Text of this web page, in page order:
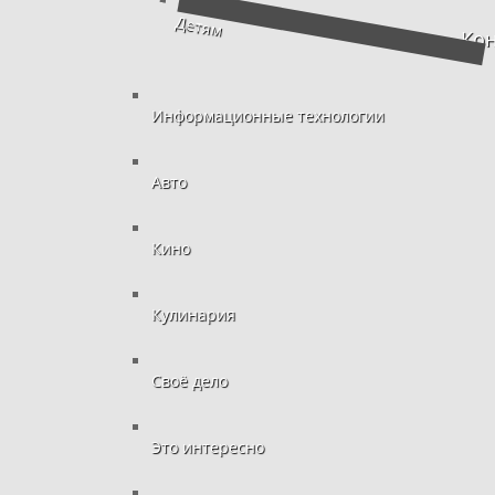
Детям
Информационные технологии
Авто
Кино
Кулинария
Своё дело
Это интересно